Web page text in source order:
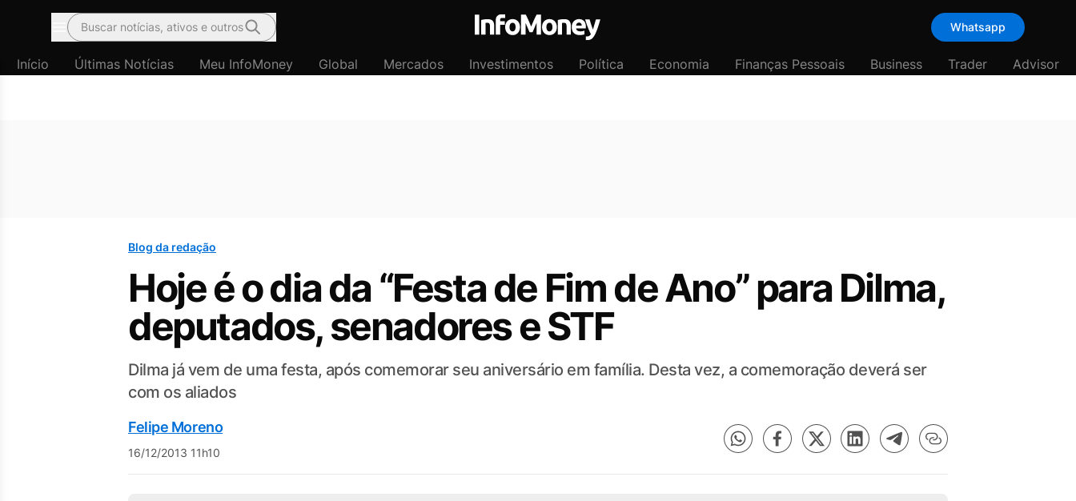
Menu
Buscar notícias, ativos e outros Whatsapp
Início Últimas Notícias Meu InfoMoney Global Mercados Investimentos Política Economia Finanças Pessoais Business Trader Advisor
Blog da redação
Hoje é o dia da “Festa de Fim de Ano” para Dilma,
deputados, senadores e STF
Dilma já vem de uma festa, após comemorar seu aniversário em família. Desta vez, a comemoração deverá ser
com os aliados
Felipe Moreno
16/12/2013 11h10